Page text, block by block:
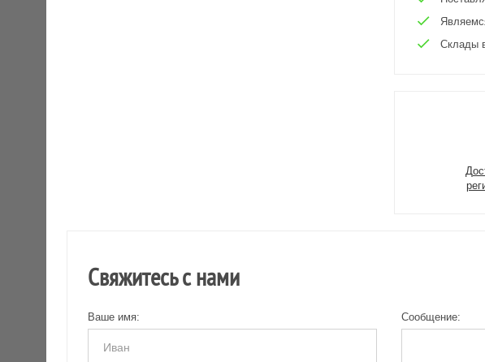
Склады
Свяжитесь с нами
Ваше имя: Сообщение: